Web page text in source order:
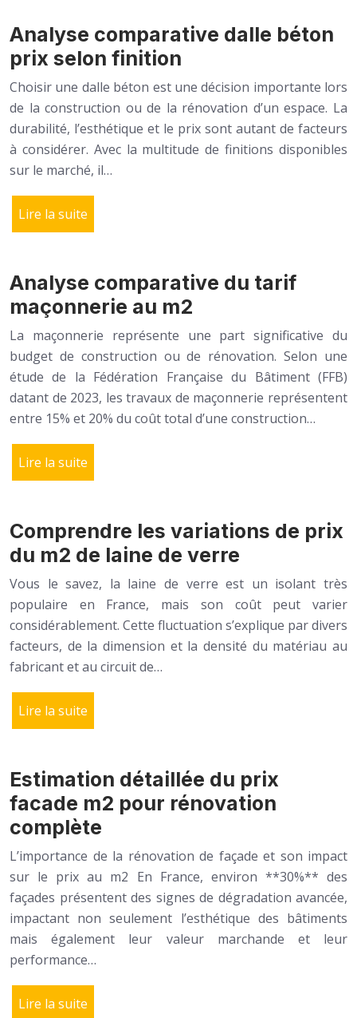
Analyse comparative dalle béton
prix selon finition
Choisir une dalle béton est une décision importante lors
de la construction ou de la rénovation d’un espace. La
durabilité, l’esthétique et le prix sont autant de facteurs
à considérer. Avec la multitude de finitions disponibles
sur le marché, il…
Lire la suite
Analyse comparative du tarif
maçonnerie au m2
La maçonnerie représente une part significative du
budget de construction ou de rénovation. Selon une
étude de la Fédération Française du Bâtiment (FFB)
datant de 2023, les travaux de maçonnerie représentent
entre 15% et 20% du coût total d’une construction…
Lire la suite
Comprendre les variations de prix
du m2 de laine de verre
Vous le savez, la laine de verre est un isolant très
populaire en France, mais son coût peut varier
considérablement. Cette fluctuation s’explique par divers
facteurs, de la dimension et la densité du matériau au
fabricant et au circuit de…
Lire la suite
Estimation détaillée du prix
facade m2 pour rénovation
complète
L’importance de la rénovation de façade et son impact
sur le prix au m2 En France, environ **30%** des
façades présentent des signes de dégradation avancée,
impactant non seulement l’esthétique des bâtiments
mais également leur valeur marchande et leur
performance…
Lire la suite